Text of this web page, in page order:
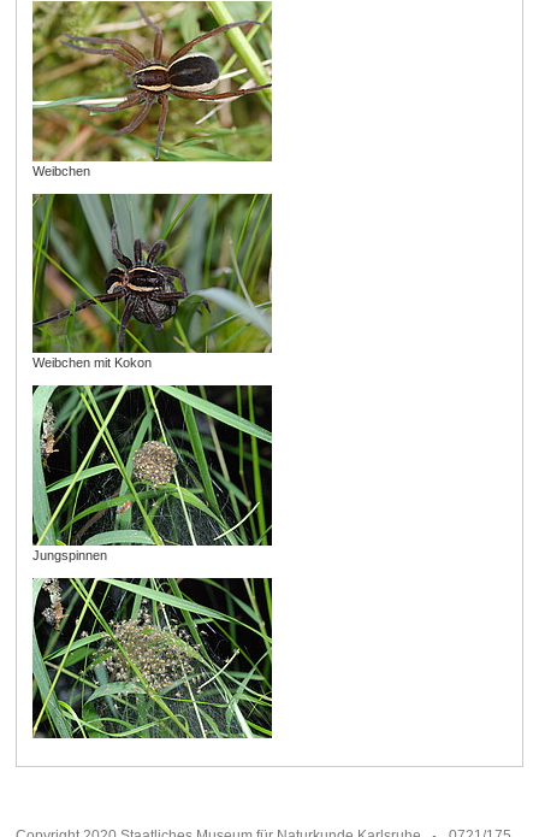
Weibchen
Weibchen mit Kokon
Jungspinnen